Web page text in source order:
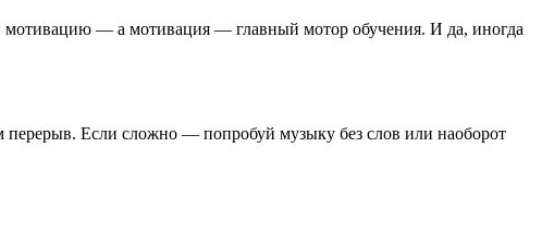
мотивацию — а мотивация — главный мотор обучения. И да, иногда
Если сложно — попробуй музыку без слов или наоборот